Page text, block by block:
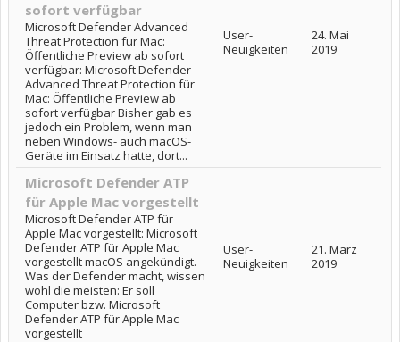
sofort verfügbar
Microsoft Defender Advanced
Threat Protection für Mac:
Öffentliche Preview ab sofort
verfügbar: Microsoft Defender
Advanced Threat Protection für
Mac: Öffentliche Preview ab
sofort verfügbar Bisher gab es
jedoch ein Problem, wenn man
neben Windows- auch macOS-
Geräte im Einsatz hatte, dort...
User-
Neuigkeiten
24. Mai
2019
Microsoft Defender ATP
für Apple Mac vorgestellt
Microsoft Defender ATP für
Apple Mac vorgestellt: Microsoft
Defender ATP für Apple Mac
vorgestellt macOS angekündigt.
Was der Defender macht, wissen
wohl die meisten: Er soll
Computer bzw. Microsoft
Defender ATP für Apple Mac
vorgestellt
User-
Neuigkeiten
21. März
2019